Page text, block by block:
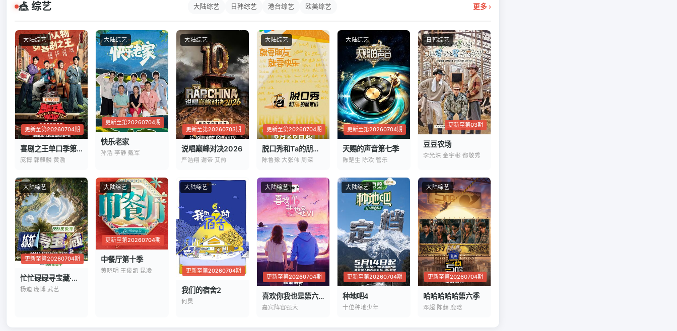
🎪 综艺 大陆综艺 日韩综艺 港台综艺 欧美综艺 更多 ›
大陆综艺
更新至第20260704期
喜剧之王单口季第三季
庞博 郭麒麟 黄渤
大陆综艺
更新至第20260704期
快乐老家
孙浩 李静 戴军
大陆综艺
更新至第20260703期
说唱巅峰对决2026
严浩翔 谢帝 艾热
大陆综艺
更新至第20260704期
脱口秀和Ta的朋友们第三季
陈鲁豫 大张伟 周深
大陆综艺
更新至第20260704期
天赐的声音第七季
陈楚生 陈欢 管乐
日韩综艺
更新至第03期
豆豆农场
李光洙 金宇彬 都敬秀
大陆综艺
更新至第20260704期
忙忙碌碌寻宝藏·双人成行季
杨迪 庞博 武艺
大陆综艺
更新至第20260704期
中餐厅第十季
黄晓明 王俊凯 昆凌
大陆综艺
更新至第20260704期
我们的宿舍2
何炅
大陆综艺
更新至第20260704期
喜欢你我也是第六季
嘉宾阵容强大
大陆综艺
更新至第20260704期
种地吧4
十位种地少年
大陆综艺
更新至第20260704期
哈哈哈哈哈第六季
邓超 陈赫 鹿晗